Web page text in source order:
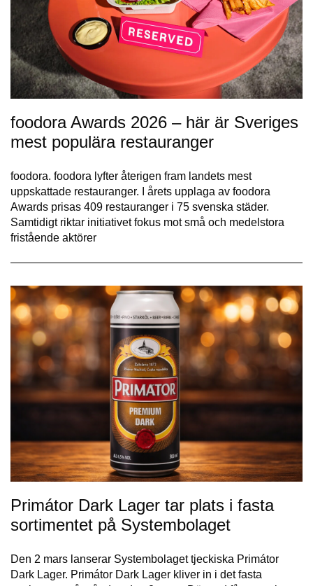
foodora Awards 2026 – här är Sveriges
mest populära restauranger
foodora. foodora lyfter återigen fram landets mest
uppskattade restauranger. I årets upplaga av foodora
Awards prisas 409 restauranger i 75 svenska städer.
Samtidigt riktar initiativet fokus mot små och medelstora
fristående aktörer
Primátor Dark Lager tar plats i fasta
sortimentet på Systembolaget
Den 2 mars lanserar Systembolaget tjeckiska Primátor
Dark Lager. Primátor Dark Lager kliver in i det fasta